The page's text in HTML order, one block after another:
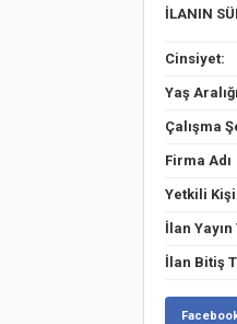
İLANIN
Cinsiyet:
Yaş
Çalışma
Firma Adı
Yetkili Kişi
İlan
İlan Bitiş